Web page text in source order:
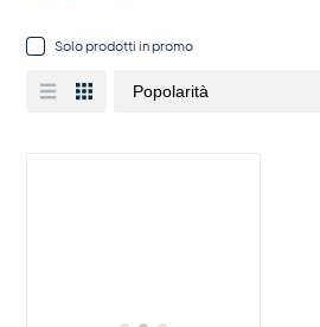
Solo prodotti in promo